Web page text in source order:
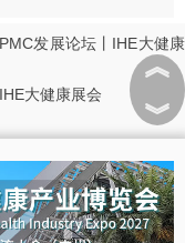
发展论坛丨IHE大健康
大健康展会
︽
︾